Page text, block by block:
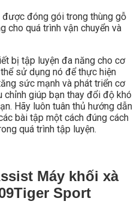
được đóng gói trong thùng gỗ
cho quá trình vận chuyển và
bị tập luyện đa năng cho cơ
sử dụng nó để thực hiện
sức mạnh và phát triển cơ
chỉnh giúp bạn thay đổi độ khó
Hãy luôn tuân thủ hướng dẫn
bài tập một cách đúng cách
quá trình tập luyện.
Máy khối xà
Sport